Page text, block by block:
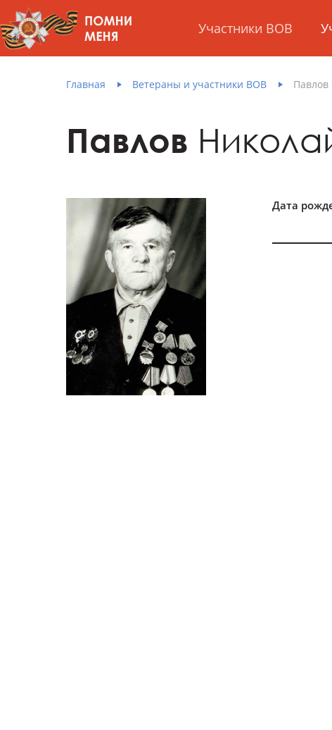
Участники ВОВ
Главная Ветераны и участники ВОВ Павлов
Павлов
Дата